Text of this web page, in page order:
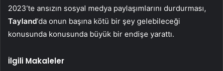
2023’te ansızın sosyal medya paylaşımlarını durdurması,
Tayland‘da onun başına kötü bir şey gelebileceği
konusunda konusunda büyük bir endişe yarattı.
İlgili Makaleler